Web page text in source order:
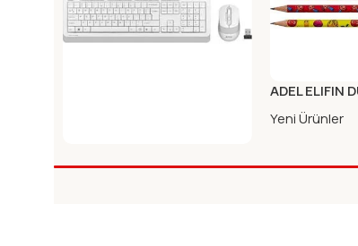
KABLOSUZ KLAVYE MOUSE
ADEL ELIFIN
KURSUN
Yeni Ürünler